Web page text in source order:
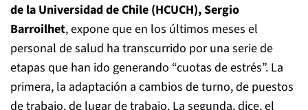
de la Universidad de Chile (HCUCH), Sergio
Barroilhet, expone que en los últimos meses el
personal de salud ha transcurrido por una serie de
etapas que han ido generando “cuotas de estrés”. La
primera, la adaptación a cambios de turno, de puestos
de trabajo, de lugar de trabajo. La segunda, dice, el